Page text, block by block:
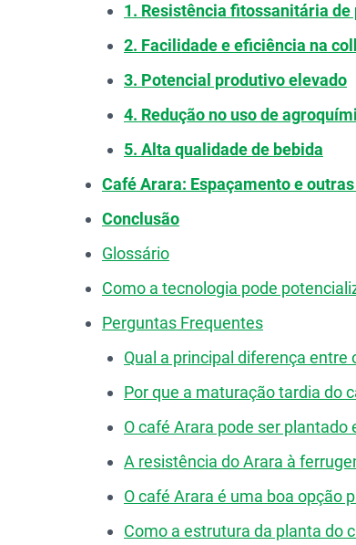
1. Resistência fitossanitária de
2. Facilidade e eficiência na
3. Potencial produtivo elevado
4. Redução no uso de
5. Alta qualidade de bebida
Café Arara: Espaçamento e
Conclusão
Glossário
Como a tecnologia pode
Perguntas Frequentes
Qual a principal diferença entre
Por que a maturação tardia do
O café Arara pode ser plantado
A resistência do Arara à
O café Arara é uma boa opção
Como a estrutura da planta do